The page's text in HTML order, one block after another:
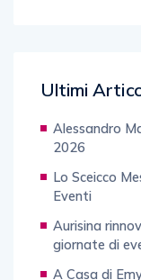
Ultimi
Alessandro
2026
Lo Sceicco
Eventi
Aurisina
giornate di
A Casa di